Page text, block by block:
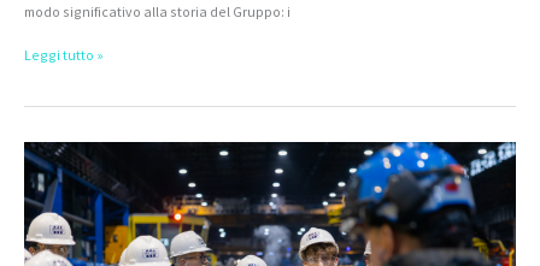
modo significativo alla storia del Gruppo: i
Leggi tutto »
60
studenti
in
azienda
per
due